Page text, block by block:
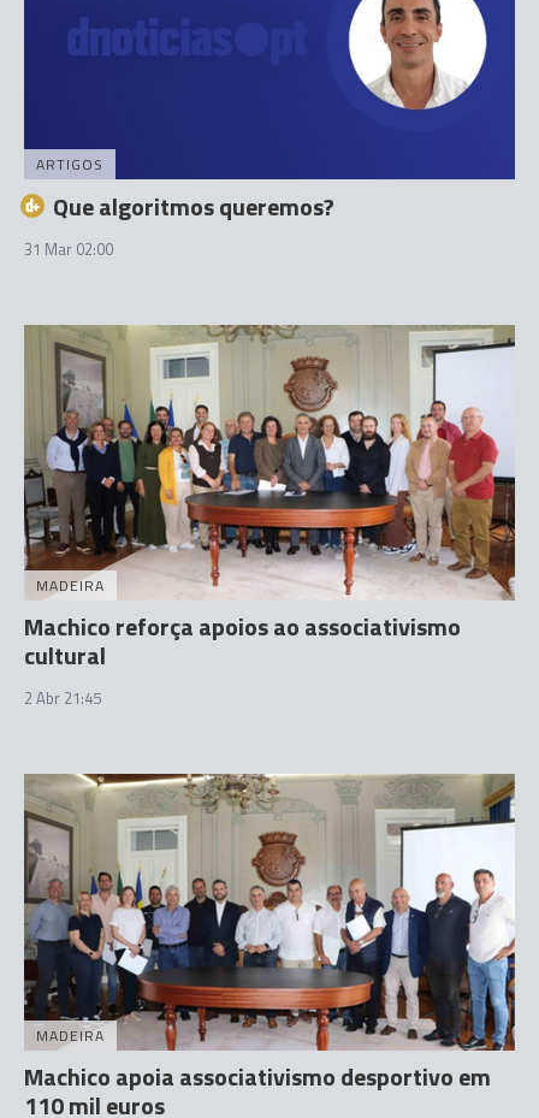
ARTIGOS
Que algoritmos queremos?
31 Mar 02:00
MADEIRA
Machico reforça apoios ao associativismo
cultural
2 Abr 21:45
MADEIRA
Machico apoia associativismo desportivo em
110 mil euros